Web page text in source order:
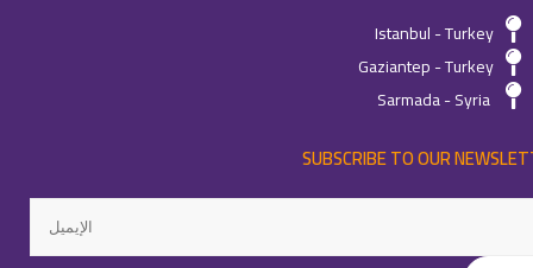
Istanbul - Turkey
Gaziantep - Turkey
Sarmada - Syria
SUBSCRIBE TO OUR